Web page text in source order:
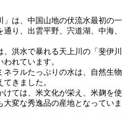
」は、中国山地の伏流水最初の一
り、出雲平野、宍道湖、中海、
、洪水で暴れる天上川の「斐伊川
れています。
ネラルたっぷりの水は、自然生物
きました。
けては、米文化が栄え、米麹を使
大変な秀逸品の産地となっていま